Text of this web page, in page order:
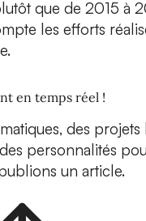
que de 2015 à
les efforts
en temps réel !
des projets
personnalités
un article.